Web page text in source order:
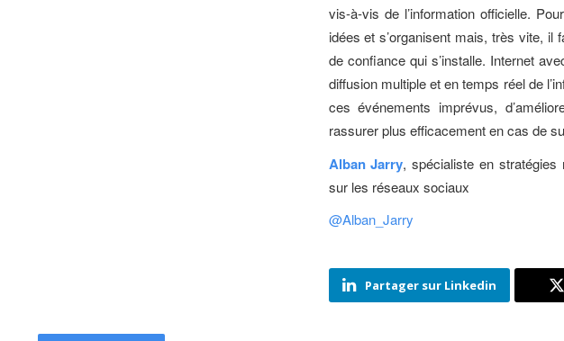
vis-à-vis de l’information officielle.
idées et s’organisent mais, très vite, il
de confiance qui s’installe. Internet
diffusion multiple et en temps réel de
ces événements imprévus,
rassurer plus efficacement en cas de
Alban Jarry, spécialiste en
sur les réseaux sociaux
@Alban_Jarry
Partager sur Linkedin